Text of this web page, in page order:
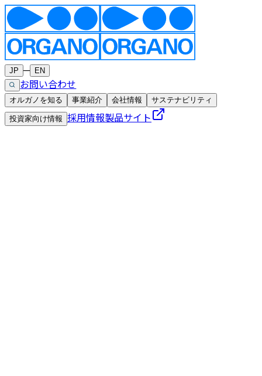
JP ─ EN
お問い合わせ
オルガノを知る 事業紹介 会社情報 サステナビリティ
投資家向け情報 採用情報製品サイト